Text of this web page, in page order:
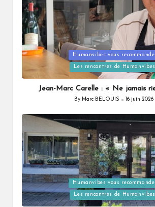
Posted
Humanvibes vous recommande
Les rencontres de Humanvibes
Jean-Marc Carelle : « Ne jamais
Posted
By Marc BELOUIS 16 juin 2026
Posted
in
Humanvibes vous recommande
Les rencontres de Humanvibes